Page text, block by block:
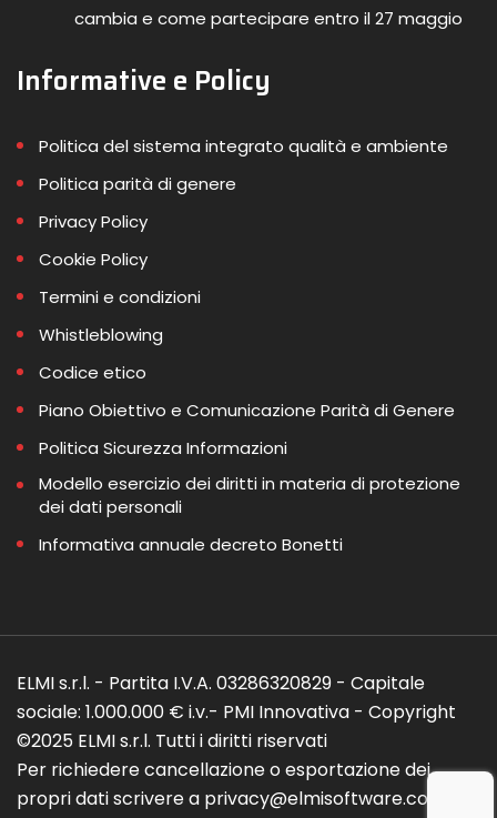
cambia e come partecipare entro il 27 maggio
Informative e Policy
Politica del sistema integrato qualità e ambiente
Politica parità di genere
Privacy Policy
Cookie Policy
Termini e condizioni
Whistleblowing
Codice etico
Piano Obiettivo e Comunicazione Parità di Genere
Politica Sicurezza Informazioni
Modello esercizio dei diritti in materia di protezione
dei dati personali
Informativa annuale decreto Bonetti
ELMI s.r.l. - Partita I.V.A. 03286320829 - Capitale
sociale: 1.000.000 € i.v.- PMI Innovativa - Copyright
©2025 ELMI s.r.l. Tutti i diritti riservati
Per richiedere cancellazione o esportazione dei
propri dati scrivere a privacy@elmisoftware.com